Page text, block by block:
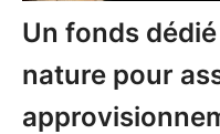
Un fonds
nature pour